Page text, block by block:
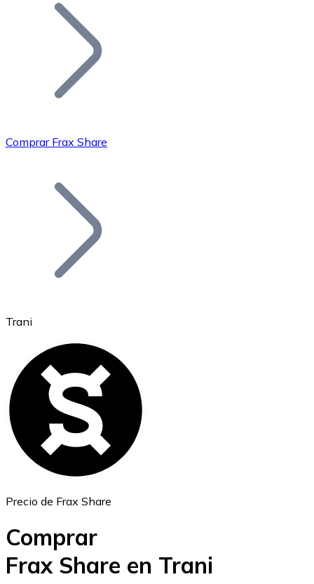
Añade tu proyecto a nuestro ecosistema.
Bitcoin
Ethereum
Comprar Frax Share
Trani
Precio de Frax Share
Comprar
Frax Share en Trani